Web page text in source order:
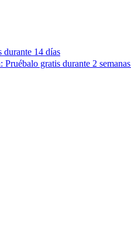
durante 14 días
Pruébalo gratis durante 2 semanas